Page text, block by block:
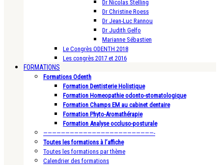
Dr Nicolas Stelling
Dr Christine Roess
Dr Jean-Luc Rannou
Dr Judith Gelfo
Marianne Sébastien
Le Congrès ODENTH 2018
Les congrès 2017 et 2016
FORMATIONS
Formations Odenth
Formation Dentisterie Holistique
Formation Homeopathie odonto-stomatologique
Formation Champs EM au cabinet dentaire
Formation Phyto-Aromathérapie
Formation Analyse occluso-posturale
—————————————————————————-
Toutes les formations à l’affiche
Toutes les formations par thème
Calendrier des formations